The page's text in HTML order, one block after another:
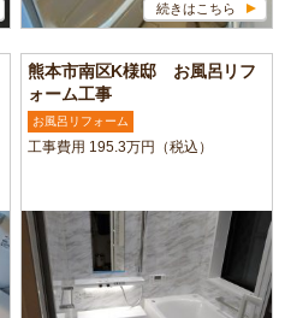
続きはこちら
熊本市南区K様邸 お風呂リフ
ォーム工事
お風呂リフォーム
工事費用 195.3万円（税込）